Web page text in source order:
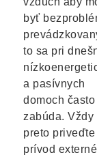
byť
to sa pri
a pasívnych
domoch často
zabúda. Vždy
preto priveďte
prívod